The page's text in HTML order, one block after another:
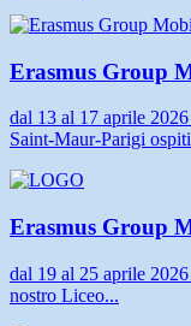
Erasmus Group
dal 13 al 17 aprile
Saint-Maur-Parigi
Erasmus Group
dal 19 al 25 aprile
nostro Liceo...